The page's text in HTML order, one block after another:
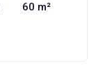
60 m²